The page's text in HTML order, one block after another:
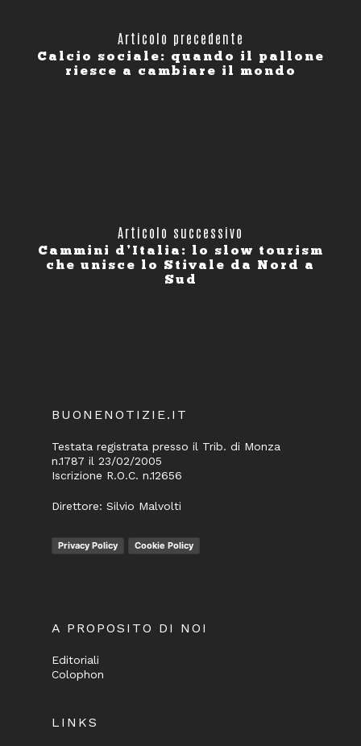
Articolo precedente
Calcio sociale: quando il pallone
riesce a cambiare il mondo
Articolo successivo
Cammini d’Italia: lo slow tourism
che unisce lo Stivale da Nord a
Sud
BUONENOTIZIE.IT
Testata registrata presso il Trib. di Monza
n.1787 il 23/02/2005
Iscrizione R.O.C. n.12656
Direttore: Silvio Malvolti
Privacy Policy Cookie Policy
A PROPOSITO DI NOI
Editoriali
Colophon
LINKS